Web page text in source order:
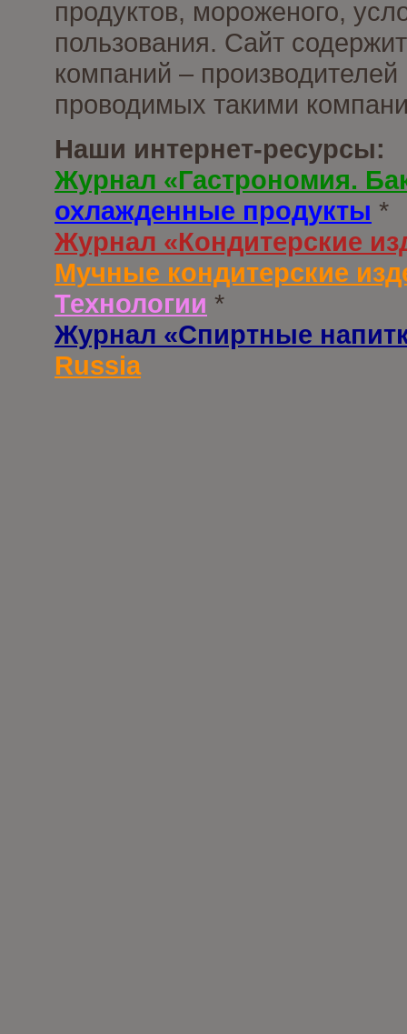
продуктов, мороженого,
пользования. Сайт
компаний –
проводимых такими
Наши интернет-ресурсы:
Журнал «Гастрономия.
охлажденные продукты *
Журнал «Кондитерские
Мучные кондитерские
Технологии *
Журнал «Спиртные
Russia